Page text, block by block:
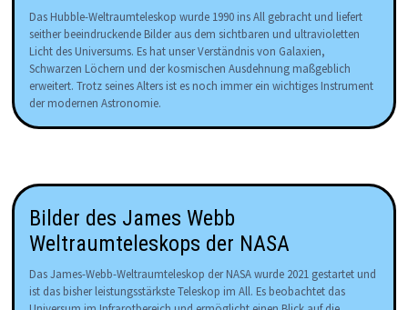
Das Hubble-Weltraumteleskop wurde 1990 ins All gebracht und liefert
seither beeindruckende Bilder aus dem sichtbaren und ultravioletten
Licht des Universums. Es hat unser Verständnis von Galaxien,
Schwarzen Löchern und der kosmischen Ausdehnung maßgeblich
erweitert. Trotz seines Alters ist es noch immer ein wichtiges Instrument
der modernen Astronomie.
Bilder des James Webb
Weltraumteleskops der NASA
Das James-Webb-Weltraumteleskop der NASA wurde 2021 gestartet und
ist das bisher leistungsstärkste Teleskop im All. Es beobachtet das